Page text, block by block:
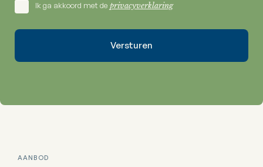
Ik ga akkoord met de privacyverklaring
AANBOD